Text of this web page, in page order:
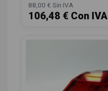
88,00 € Sin IVA
106,48 € Con IVA